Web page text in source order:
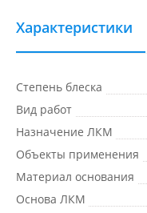
Характеристики
Степень блеска
Вид работ
Назначение ЛКМ
Объекты применения
Материал основания
Основа ЛКМ